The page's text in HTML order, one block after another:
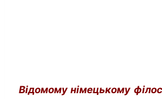
Відомому німецькому